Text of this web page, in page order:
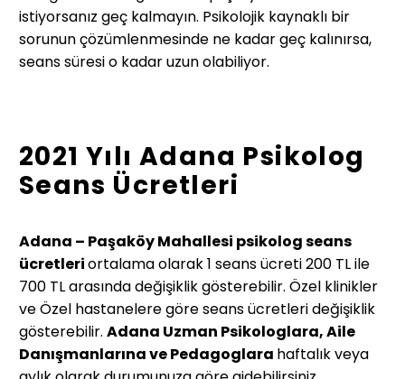
istiyorsanız geç kalmayın. Psikolojik kaynaklı bir
sorunun çözümlenmesinde ne kadar geç kalınırsa,
seans süresi o kadar uzun olabiliyor.
2021 Yılı Adana Psikolog
Seans Ücretleri
Adana – Paşaköy Mahallesi psikolog seans
ücretleriortalama olarak 1 seans ücreti 200 TL ile
700 TL arasında değişiklik gösterebilir. Özel klinikler
ve Özel hastanelere göre seans ücretleri değişiklik
gösterebilir. Adana Uzman Psikologlara, Aile
Danışmanlarına ve Pedagoglara haftalık veya